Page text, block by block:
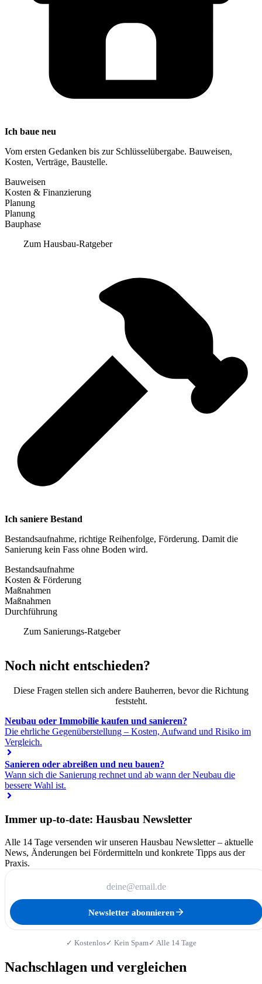
Ich baue neu
Vom ersten Gedanken bis zur Schlüsselübergabe. Bauweisen,
Kosten, Verträge, Baustelle.
Bauweisen
Kosten & Finanzierung
Planung
Planung
Bauphase
Zum Hausbau-Ratgeber
Ich saniere Bestand
Bestandsaufnahme, richtige Reihenfolge, Förderung. Damit die
Sanierung kein Fass ohne Boden wird.
Bestandsaufnahme
Kosten & Förderung
Maßnahmen
Maßnahmen
Durchführung
Zum Sanierungs-Ratgeber
Noch nicht entschieden?
Diese Fragen stellen sich andere Bauherren, bevor die Richtung
feststeht.
Neubau oder Immobilie kaufen und sanieren?
Die ehrliche Gegenüberstellung – Kosten, Aufwand und Risiko im
Vergleich.
Sanieren oder abreißen und neu bauen?
Wann sich die Sanierung rechnet und ab wann der Neubau die
bessere Wahl ist.
Immer up-to-date: Hausbau Newsletter
Alle 14 Tage versenden wir unseren Hausbau Newsletter – aktuelle
News, Änderungen bei Fördermitteln und konkrete Tipps aus der
Praxis.
Newsletter abonnieren
✓ Kostenlos✓ Kein Spam✓ Alle 14 Tage
Nachschlagen und vergleichen